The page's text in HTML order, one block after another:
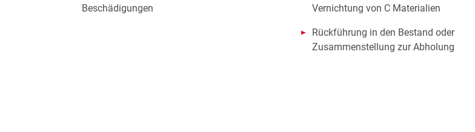
Beschädigungen
Vernichtung von C Materialien
Rückführung in den Bestand oder
Zusammenstellung zur Abholung